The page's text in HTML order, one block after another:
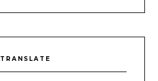
TRANSLATE